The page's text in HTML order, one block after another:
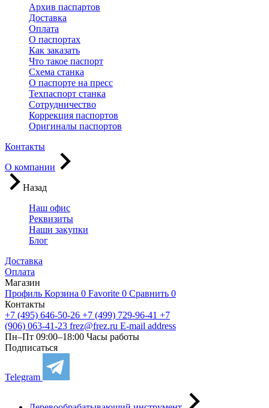
Архив паспартов
Доставка
Оплата
О паспортах
Как заказать
Что такое паспорт
Схема станка
О паспорте на пресс
Техпаспорт станка
Сотрудничество
Коррекция паспортов
Оригиналы паспортов
Контакты
О компании
Назад
Наш офис
Реквизиты
Наши закупки
Блог
Доставка
Оплата
Магазин
Профиль Корзина 0 Favorite 0 Сравнить 0
Контакты
+7 (495) 646-50-26 +7 (499) 729-96-41 +7
(906) 063-41-23 frez@frez.ru E-mail address
Пн–Пт 09:00–18:00 Часы работы
Подписаться
Telegram